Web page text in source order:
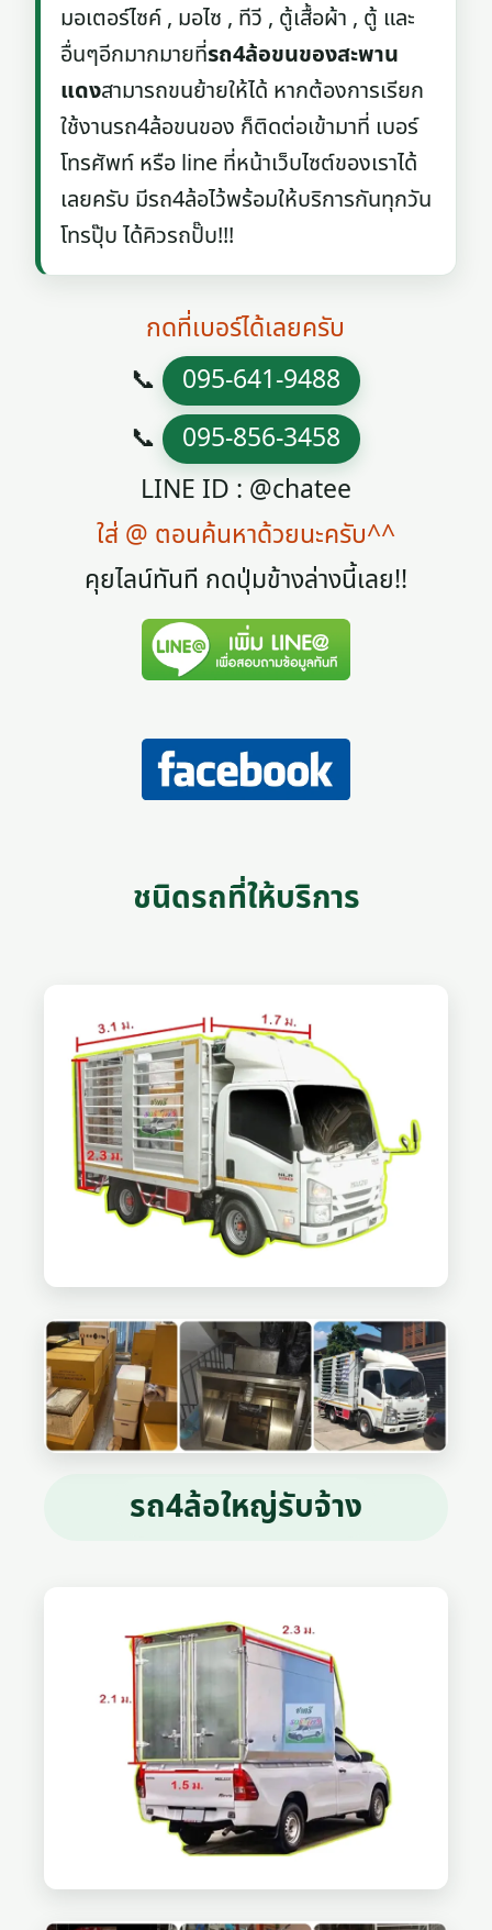
มอเตอร์ไซค์ , มอไซ , ทีวี , ตู้เสื้อผ้า , ตู้ และ
อื่นๆอีกมากมายที่รถ4ล้อขนของสะพาน
แดงสามารถขนย้ายให้ได้ หากต้องการเรียก
ใช้งานรถ4ล้อขนของ ก็ติดต่อเข้ามาที่ เบอร์
โทรศัพท์ หรือ line ที่หน้าเว็บไซต์ของเราได้
เลยครับ มีรถ4ล้อไว้พร้อมให้บริการกันทุกวัน
โทรปุ๊บ ได้คิวรถปั๊บ!!!
กดที่เบอร์ได้เลยครับ
📞 095-641-9488
📞 095-856-3458
LINE ID : @chatee
ใส่ @ ตอนค้นหาด้วยนะครับ^^
คุยไลน์ทันที กดปุ่มข้างล่างนี้เลย!!
ชนิดรถที่ให้บริการ
รถ4ล้อใหญ่รับจ้าง